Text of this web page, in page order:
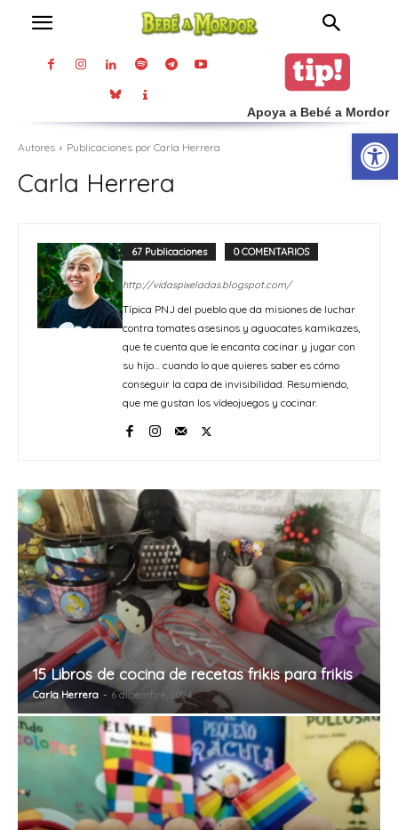
Apoya a Bebé a Mordor
Autores Publicaciones por Carla Herrera
Carla Herrera
67 Publicaciones 0 COMENTARIOS
http://vidaspixeladas.blogspot.com/
Típica PNJ del pueblo que da misiones de luchar
contra tomates asesinos y aguacates kamikazes,
que te cuenta que le encanta cocinar y jugar con
su hijo… cuando lo que quieres saber es cómo
conseguir la capa de invisibilidad. Resumiendo,
que me gustan los vídeojuegos y cocinar.
15 Libros de cocina de recetas frikis para frikis
Carla Herrera - 6 diciembre, 2024